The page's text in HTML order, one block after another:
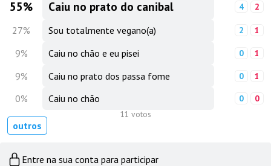
55% Caiu no prato do canibal 4 2
27% Sou totalmente vegano(a) 2 1
9% Caiu no chão e eu pisei 0 1
9% Caiu no prato dos passa fome 0 1
0% Caiu no chão 0
0
11 votos
outros
Entre na sua conta para participar